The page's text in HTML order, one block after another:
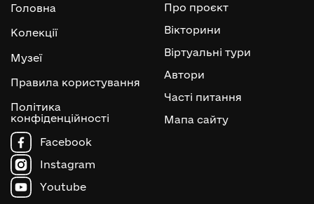
Головна
Колекції
Музеї
Правила користування
Політика
конфіденційності
Про проєкт
Вікторини
Віртуальні тури
Автори
Часті питання
Мапа сайту
Facebook
Instagram
Youtube